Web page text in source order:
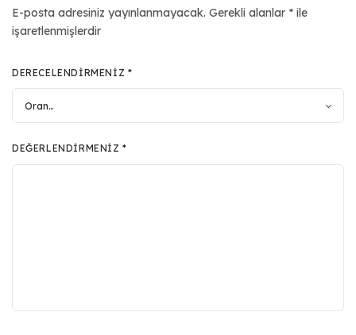
E-posta adresiniz yayınlanmayacak. Gerekli alanlar * ile
işaretlenmişlerdir
DERECELENDIRMENIZ *
DEĞERLENDIRMENIZ*